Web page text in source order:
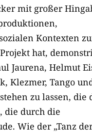
mit großer
Kontexten
hat,
Jaurena, Helmut
Klezmer, Tango
zu lassen, die
die durch die
Wie der „Tanz